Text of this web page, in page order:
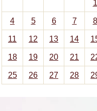
1
4 5 6 7 8
11 12 13 14
18 19 20 21
25 26 27 28